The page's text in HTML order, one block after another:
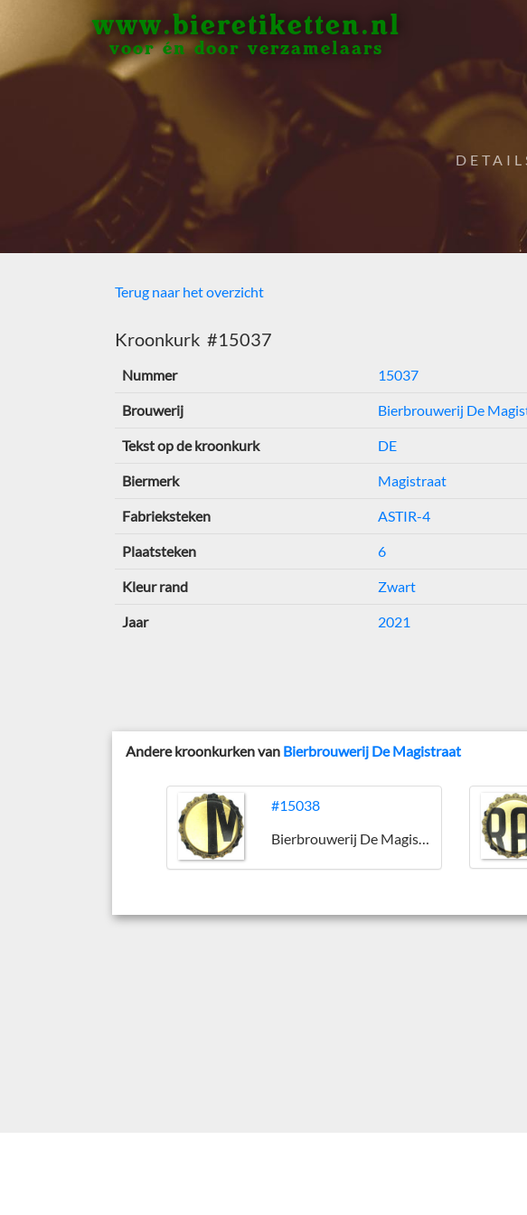
www.bieretiketten.nl
voor én door verzamelaars
Terug naar het overzicht
Kroonkurk #15037
Nummer 15037
Brouwerij Bierbrouwerij De
Tekst op de kroonkurk DE
Biermerk Magistraat
Fabrieksteken ASTIR-4
Plaatsteken 6
Kleur rand Zwart
Jaar 2021
Andere kroonkurken van Bierbrouwerij De Magistraat
#15038
Bierbrouwerij De Magistraat